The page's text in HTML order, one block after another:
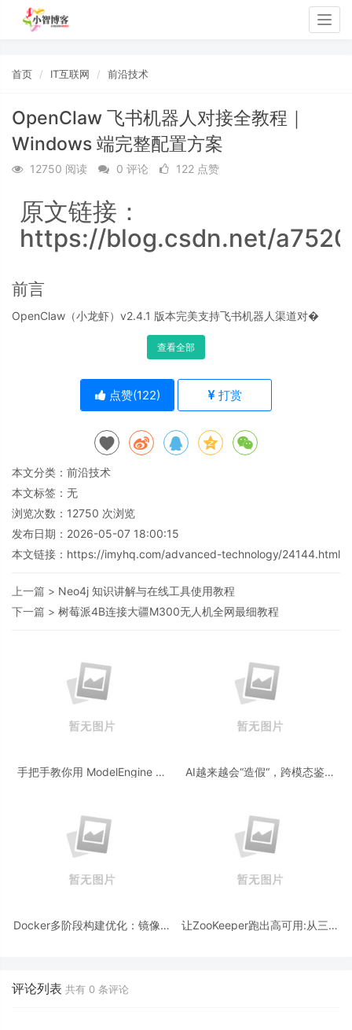
首页 IT互联网 前沿技术
OpenClaw 飞书机器人对接全教程｜
Windows 端完整配置方案
12750 阅读 0 评论 122 点赞
原文链接：
https://blog.csdn.net/
前言
OpenClaw（小龙虾）v2.4.1 版本完美支持飞书机器人渠道对�
查看全部
点赞(122) 打赏
本文分类： 前沿技术
本文标签：无
浏览次数： 12750 次浏览
发布日期：2026-05-07 18:00:15
本文链接： https://imyhq.com/advanced-technology/24144.html
上一篇 > Neo4j 知识讲解与在线工具使用教程
下一篇 > 树莓派4B连接大疆M300无人机全网最细教程
手把手教你用 ModelEngine 打
AI越来越会“造假“，跨模态鉴伪
Docker多阶段构建优化：镜像体
让ZooKeeper跑出高可用:从三节
评论列表 共有 0 条评论